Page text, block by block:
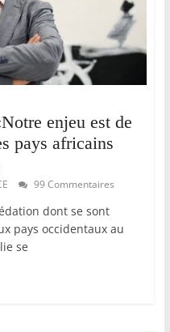
enjeu est de
pays africains
99 Commentaires
dont se sont
pays occidentaux au
se